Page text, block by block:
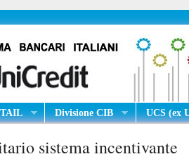
Divisione CIB UCS (ex
sistema incentivante